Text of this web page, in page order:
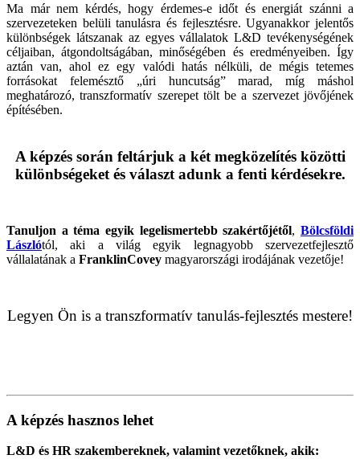
Ma már nem kérdés, hogy érdemes-e időt és energiát szánni a
szervezeteken belüli tanulásra és fejlesztésre. Ugyanakkor jelentős
különbségek látszanak az egyes vállalatok L&D tevékenységének
céljaiban, átgondoltságában, minőségében és eredményeiben. Így
aztán van, ahol ez egy valódi hatás nélküli, de mégis tetemes
forrásokat felemésztő „úri huncutság” marad, míg máshol
meghatározó, transzformatív szerepet tölt be a szervezet jövőjének
építésében.
A képzés során feltárjuk a két megközelítés közötti
különbségeket és választ adunk a fenti kérdésekre.
Tanuljon a téma egyik legelismertebb szakértőjétől,Bölcsföldi
Lászlótól, aki a világ egyik legnagyobb szervezetfejlesztő
vállalatának a FranklinCovey magyarországi irodájának vezetője!
Legyen Ön is a transzformatív tanulás-fejlesztés mestere!
A képzés hasznos lehet
L&D és HR szakembereknek, valamint vezetőknek, akik: